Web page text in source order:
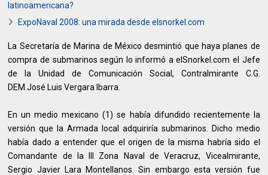
latinoamericana?
ExpoNaval 2008: una mirada desde elsnorkel.com
La Secretaría de Marina de México desmintió que haya planes de
compra de submarinos según lo informó a elSnorkel.com el Jefe
de la Unidad de Comunicación Social, Contralmirante C.G.
DEM.José Luis Vergara Ibarra.
En un medio mexicano (1) se había difundido recientemente la
versión que la Armada local adquiriría submarinos. Dicho medio
había dado a entender que el origen de la misma habría sido el
Comandante de la III Zona Naval de Veracruz, Vicealmirante,
Sergio Javier Lara Montellanos. Sin embargo esta versión fue